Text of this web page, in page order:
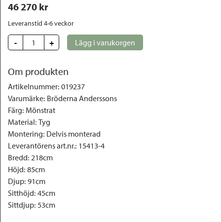
46 270 kr
Leveranstid 4-6 veckor
- + Lägg i varukorgen
Om produkten
Artikelnummer: 019237
Varumärke: Bröderna Anderssons
Färg: Mönstrat
Material: Tyg
Montering: Delvis monterad
Leverantörens art.nr.: 15413-4
Bredd: 218cm
Höjd: 85cm
Djup: 91cm
Sitthöjd: 45cm
Sittdjup: 53cm